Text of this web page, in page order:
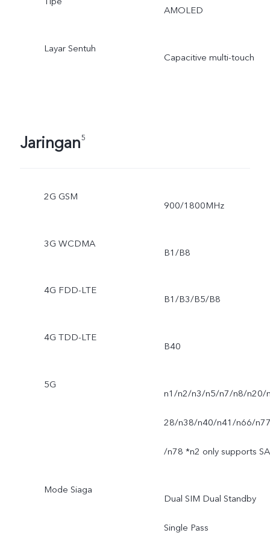
AMOLED
Layar Sentuh
Capacitive multi-touch
Jaringan5
2G GSM
900/1800MHz
3G WCDMA
B1/B8
4G FDD-LTE
B1/B3/B5/B8
4G TDD-LTE
B40
5G
n1/n2/n3/n5/n7/n8/n20/
28/n38/n40/n41/n66/
/n78 *n2 only supports
Mode Siaga
Dual SIM Dual Standby
Single Pass